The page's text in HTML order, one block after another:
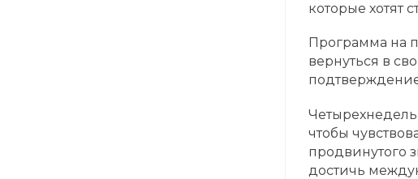
которые хотят
Программа на
вернуться в
чтобы
продвинутого
достичь